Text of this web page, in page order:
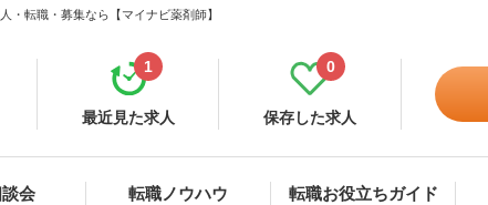
転職・募集なら【マイナビ薬剤師】
最近見た求人
1
保存した求人
0
会 転職ノウハウ 転職お役立ちガイド